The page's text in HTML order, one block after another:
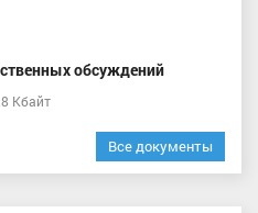
обсуждений
Кбайт
Все документы